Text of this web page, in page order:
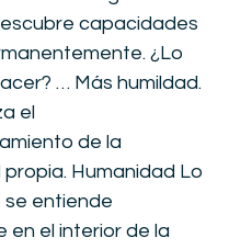
capacidades
¿Lo
… Más humildad.
el
de la
Humanidad Lo
se entiende
en el interior de la